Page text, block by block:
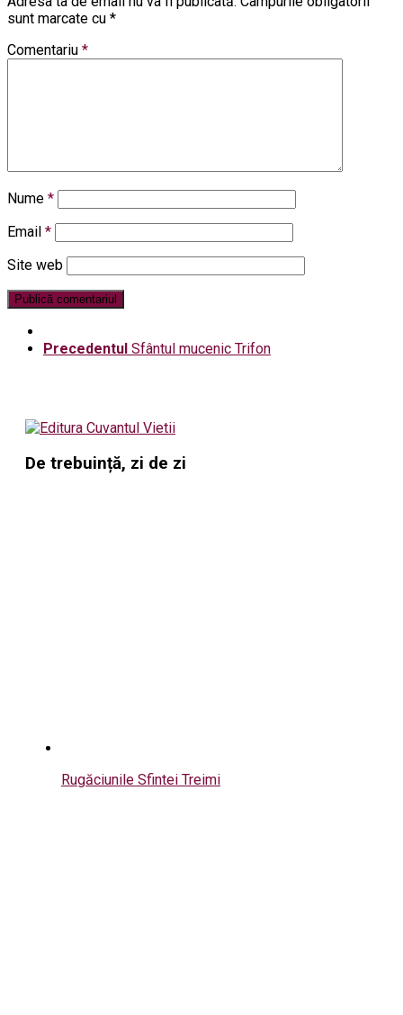
sunt marcate cu *
Comentariu *
Nume *
Email *
Site web
Precedentul Sfântul mucenic Trifon
De trebuință, zi de zi
Rugăciunile Sfintei Treimi